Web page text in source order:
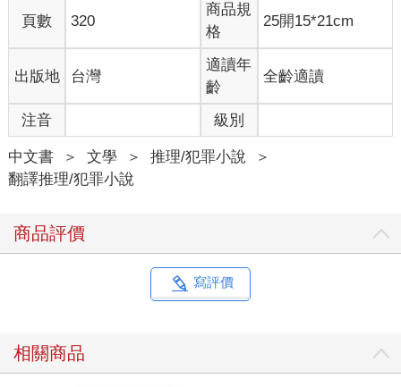
頁數 320
商品規
格
25開15*21cm
出版地 台灣
適讀年
齡
全齡適讀
注音 級別
中文書 ＞ 文學 ＞ 推理/犯罪小說
＞
翻譯推理/犯罪小說
商品評價
寫評價
相關商品